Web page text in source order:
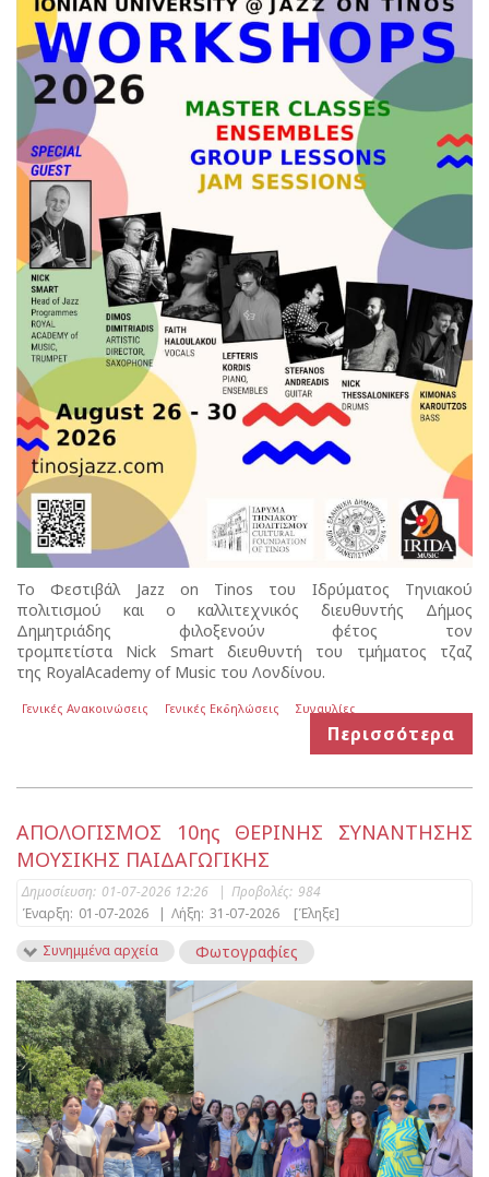
Το Φεστιβάλ Jazz on Tinos του Ιδρύματος Τηνιακού
πολιτισμού και ο καλλιτεχνικός διευθυντής Δήμος
Δημητριάδης φιλοξενούν φέτος τον
τρομπετίστα Nick Smart διευθυντή του τμήματος τζαζ
της RoyalAcademy of Music του Λονδίνου.
Γενικές Ανακοινώσεις Γενικές Εκδηλώσεις Συναυλίες
Περισσότερα
ΑΠΟΛΟΓΙΣΜΟΣ 10ης ΘΕΡΙΝΗΣ ΣΥΝΑΝΤΗΣΗΣ
ΜΟΥΣΙΚΗΣ ΠΑΙΔΑΓΩΓΙΚΗΣ
Δημοσίευση: 01-07-2026 12:26 | Προβολές: 984
Έναρξη: 01-07-2026 | Λήξη: 31-07-2026
[Έληξε]
Συνημμένα αρχεία
Φωτογραφίες